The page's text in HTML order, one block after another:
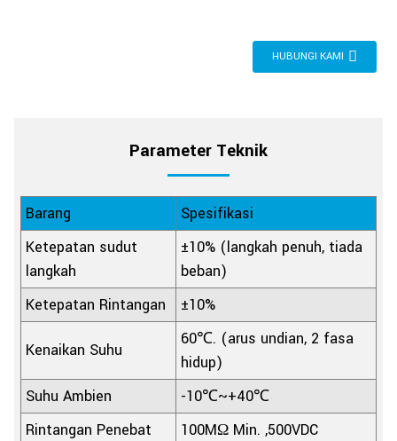
HUBUNGI KAMI
Parameter Teknik
Barang
Spesifikasi
Ketepatan sudut
langkah
±10% (langkah penuh, tiada
beban)
Ketepatan Rintangan
±10%
Kenaikan Suhu
60℃. (arus undian, 2 fasa
hidup)
Suhu Ambien
-10℃~+40℃
Rintangan Penebat
100MΩ Min. ,500VDC